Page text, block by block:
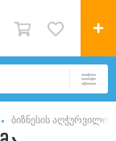
ბიზნესის